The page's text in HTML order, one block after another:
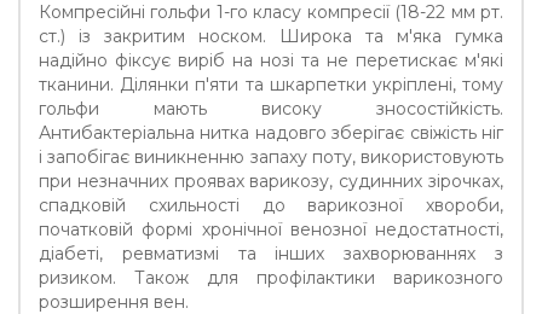
Компресійні гольфи 1-го класу компресії (18-22 мм рт.
ст.) із закритим носком. Широка та м'яка гумка
надійно фіксує виріб на нозі та не перетискає м'які
тканини. Ділянки п'яти та шкарпетки укріплені, тому
гольфи мають високу зносостійкість.
Антибактеріальна нитка надовго зберігає свіжість ніг
і запобігає виникненню запаху поту, використовують
при незначних проявах варикозу, судинних зірочках,
спадковій схильності до варикозної хвороби,
початковій формі хронічної венозної недостатності,
діабеті, ревматизмі та інших захворюваннях з
ризиком. Також для профілактики варикозного
розширення вен.